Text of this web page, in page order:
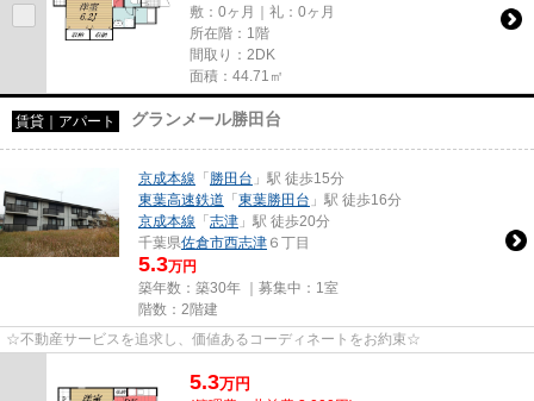
敷：0ヶ月｜礼：0ヶ月
所在階：1階
間取り：2DK
面積：44.71㎡
賃貸｜アパート グランメール勝田台
京成本線 「勝田台 」駅 徒歩15分
東葉高速鉄道 「東葉勝田台 」駅 徒歩16分
京成本線 「志津 」駅 徒歩20分
千葉県佐倉市西志津 ６丁目
5.3万円
築年数：築30年 ｜募集中： 1室
階数：2階建
☆不動産サービスを追求し、価値あるコーディネートをお約束☆
5.3万円